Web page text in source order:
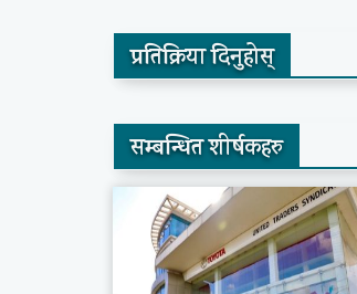
प्रतिक्रिया दिनुहोस्
सम्बन्धित शीर्षकहरु